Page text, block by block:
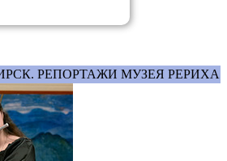
РЕПОРТАЖИ МУЗЕЯ РЕРИХА